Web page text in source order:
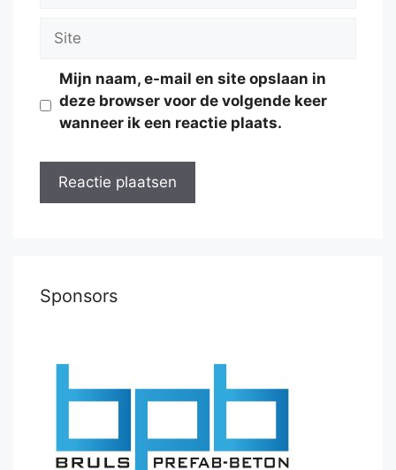
Site
Mijn naam, e-mail en site opslaan in
deze browser voor de volgende keer
wanneer ik een reactie plaats.
Sponsors